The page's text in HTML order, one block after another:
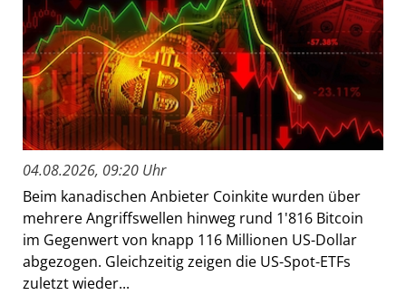
04.08.2026, 09:20 Uhr
Beim kanadischen Anbieter Coinkite wurden über
mehrere Angriffswellen hinweg rund 1'816 Bitcoin
im Gegenwert von knapp 116 Millionen US-Dollar
abgezogen. Gleichzeitig zeigen die US-Spot-ETFs
zuletzt wieder...